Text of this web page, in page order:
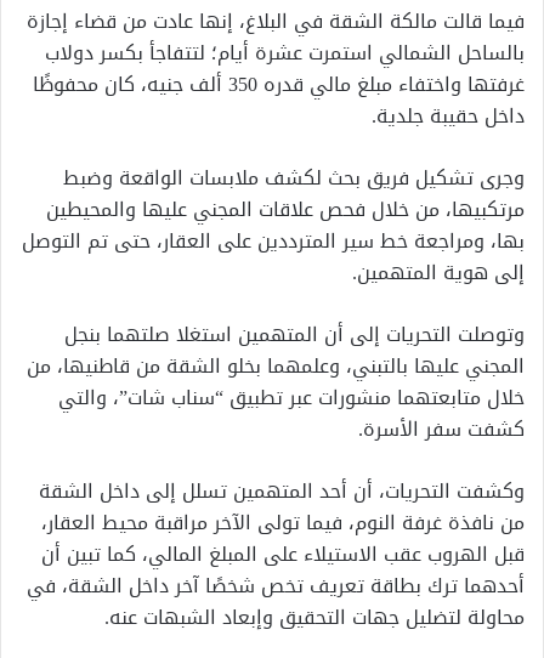
فيما قالت مالكة الشقة في البلاغ، إنها عادت من قضاء إجازة
بالساحل الشمالي استمرت عشرة أيام؛ لتتفاجأ بكسر دولاب
غرفتها واختفاء مبلغ مالي قدره 350 ألف جنيه، كان محفوظًا
داخل حقيبة جلدية.
وجرى تشكيل فريق بحث لكشف ملابسات الواقعة وضبط
مرتكبيها، من خلال فحص علاقات المجني عليها والمحيطين
بها، ومراجعة خط سير المترددين على العقار، حتى تم التوصل
إلى هوية المتهمين.
وتوصلت التحريات إلى أن المتهمين استغلا صلتهما بنجل
المجني عليها بالتبني، وعلمهما بخلو الشقة من قاطنيها، من
خلال متابعتهما منشورات عبر تطبيق “سناب شات”، والتي
كشفت سفر الأسرة.
وكشفت التحريات، أن أحد المتهمين تسلل إلى داخل الشقة
من نافذة غرفة النوم، فيما تولى الآخر مراقبة محيط العقار،
قبل الهروب عقب الاستيلاء على المبلغ المالي، كما تبين أن
أحدهما ترك بطاقة تعريف تخص شخصًا آخر داخل الشقة، في
محاولة لتضليل جهات التحقيق وإبعاد الشبهات عنه.